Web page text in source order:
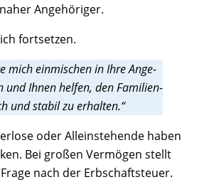
Angehöriger.
fortsetzen.
mich ein­mi­schen in Ihre Ange­
und Ihnen hel­fen, den Fami­li­en­
und sta­bil zu erhalten.“
oder Allein­ste­hen­de haben
Bei gro­ßen Ver­mö­gen stellt
nach der Erb­schaft­steu­er.